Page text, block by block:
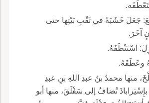
جَعَلَ خَشَبَةً في ثَقْبِ بَيْتِها حتى
آخَرَ.
اسْتَنْظَفَهُ.
وعَطَفَهُ.
منها محمدُ بنُ عبدِ اللهِ بنِ عبدِ
بإِسْتِراباذَ تُضافُ إلى سَفْلَقَ، منها أبو